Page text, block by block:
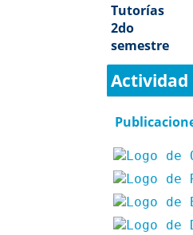
Tutorías
2do
semestre